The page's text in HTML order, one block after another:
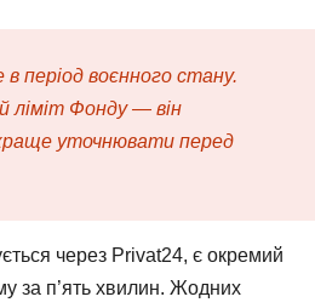
період воєнного стану.
ліміт Фонду — він
уточнювати перед
через Privat24, є окремий
за п’ять хвилин. Жодних